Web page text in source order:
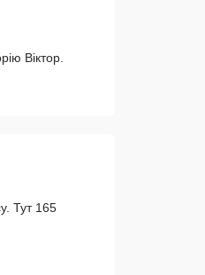
Віктор.
Тут 165